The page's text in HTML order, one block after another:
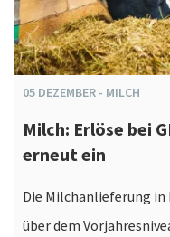
05 DEZEMBER - MILCH
Milch: Erlöse bei
erneut ein
Die Milchanlieferung
über dem